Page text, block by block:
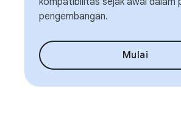
pengembangan.
Mulai